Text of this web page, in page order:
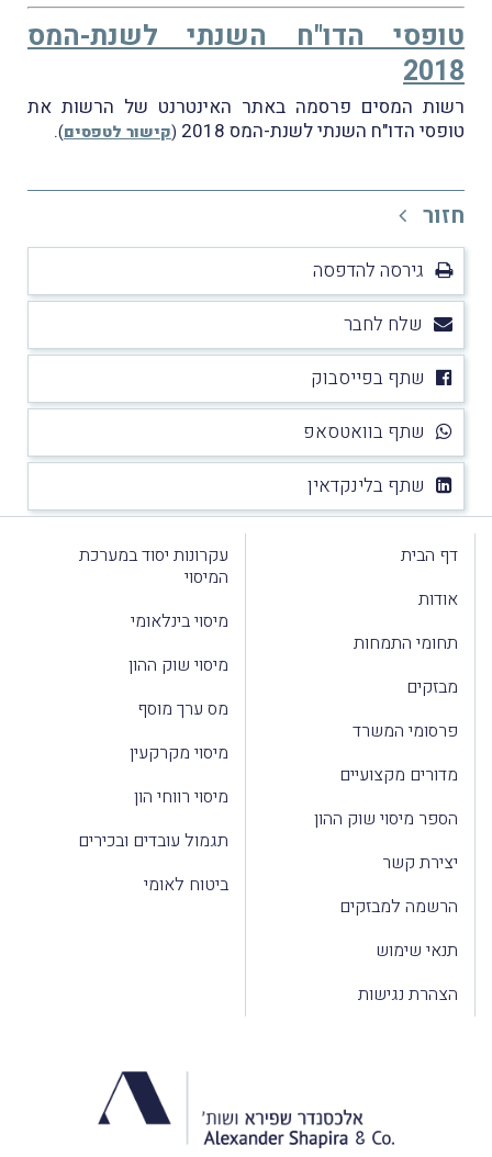
טופסי הדו"ח השנתי לשנת-המס
2018
רשות המסים פרסמה באתר האינטרנט של הרשות את
טופסי הדו"ח השנתי לשנת-המס 2018
(קישור לטפסים)
.
חזור
גירסה להדפסה
שלח לחבר
שתף בפייסבוק
שתף בוואטסאפ
שתף בלינקדאין
דף הבית
אודות
תחומי התמחות
מבזקים
פרסומי המשרד
מדורים מקצועיים
הספר מיסוי שוק ההון
יצירת קשר
הרשמה למבזקים
תנאי שימוש
הצהרת נגישות
עקרונות יסוד במערכת
המיסוי
מיסוי בינלאומי
מיסוי שוק ההון
מס ערך מוסף
מיסוי מקרקעין
מיסוי רווחי הון
תגמול עובדים ובכירים
ביטוח לאומי